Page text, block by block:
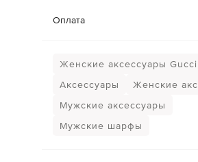
Оплата
Женские аксессуары Gucci
Аксессуары
Женские
Мужские аксессуары
Мужские шарфы